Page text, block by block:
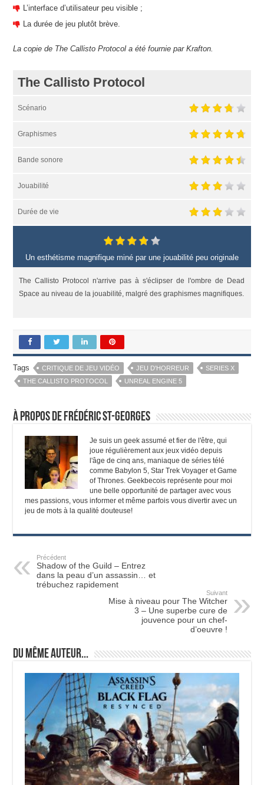
L’interface d’utilisateur peu visible ;
La durée de jeu plutôt brève.
La copie de The Callisto Protocol a été fournie par Krafton.
The Callisto Protocol
Scénario
Graphismes
Bande sonore
Jouabilité
Durée de vie
Un esthétisme magnifique miné par une jouabilité peu originale
The Callisto Protocol n'arrive pas à s'éclipser de l'ombre de Dead
Space au niveau de la jouabilité, malgré des graphismes magnifiques.
Tags CRITIQUE DE JEU VIDÉO JEU D'HORREUR
SERIES X
THE CALLISTO PROTOCOL
UNREAL ENGINE 5
À propos de Frédéric St-Georges
Je suis un geek assumé et fier de l'être, qui
joue régulièrement aux jeux vidéo depuis
l'âge de cinq ans, maniaque de séries télé
comme Babylon 5, Star Trek Voyager et Game
of Thrones. Geekbecois représente pour moi
une belle opportunité de partager avec vous
mes passions, vous informer et même parfois vous divertir avec un
jeu de mots à la qualité douteuse!
Précédent
Shadow of the Guild – Entrez
dans la peau d’un assassin… et
trébuchez rapidement
Suivant
Mise à niveau pour The Witcher
3 – Une superbe cure de
jouvence pour un chef-
d’oeuvre !
Du même auteur...